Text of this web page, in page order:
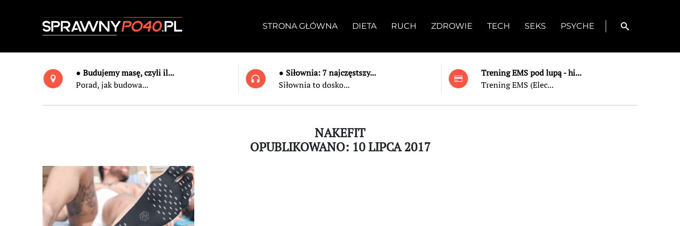
STRONA GŁÓWNA DIETA RUCH ZDROWIE TECH SEKS PSYCHE
● Budujemy masę, czyli il...
Porad, jak budowa...
● Siłownia: 7 najczęstszy...
Siłownia to dosko...
Trening EMS pod lupą - hi...
Trening EMS (Elec...
NAKEFIT
OPUBLIKOWANO: 10 LIPCA 2017